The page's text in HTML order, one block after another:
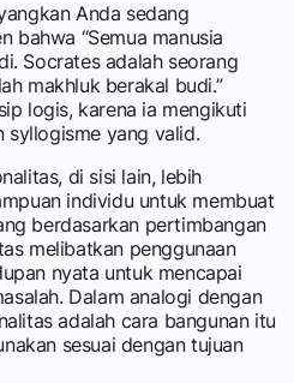
Anda sedang
bahwa “Semua manusia
Socrates adalah seorang
makhluk berakal budi.”
logis, karena ia mengikuti
syllogisme yang valid.
di sisi lain, lebih
individu untuk membuat
berdasarkan pertimbangan
melibatkan penggunaan
nyata untuk mencapai
Dalam analogi dengan
adalah cara bangunan itu
sesuai dengan tujuan